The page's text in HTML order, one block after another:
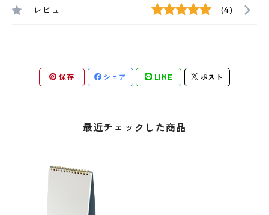
レビュー (4)
保存 シェア LINE ポスト
最近チェックした商品